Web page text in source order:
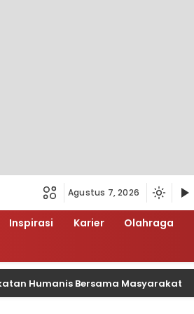
Agustus 7, 2026
Inspirasi Karier Olahraga
Bersama Masyarakat